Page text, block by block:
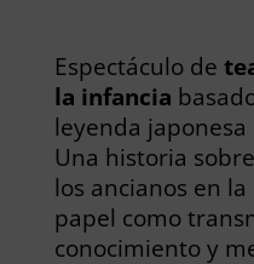
Espectáculo de
la infancia
leyenda
Una historia
los ancianos en
papel como
conocimiento y